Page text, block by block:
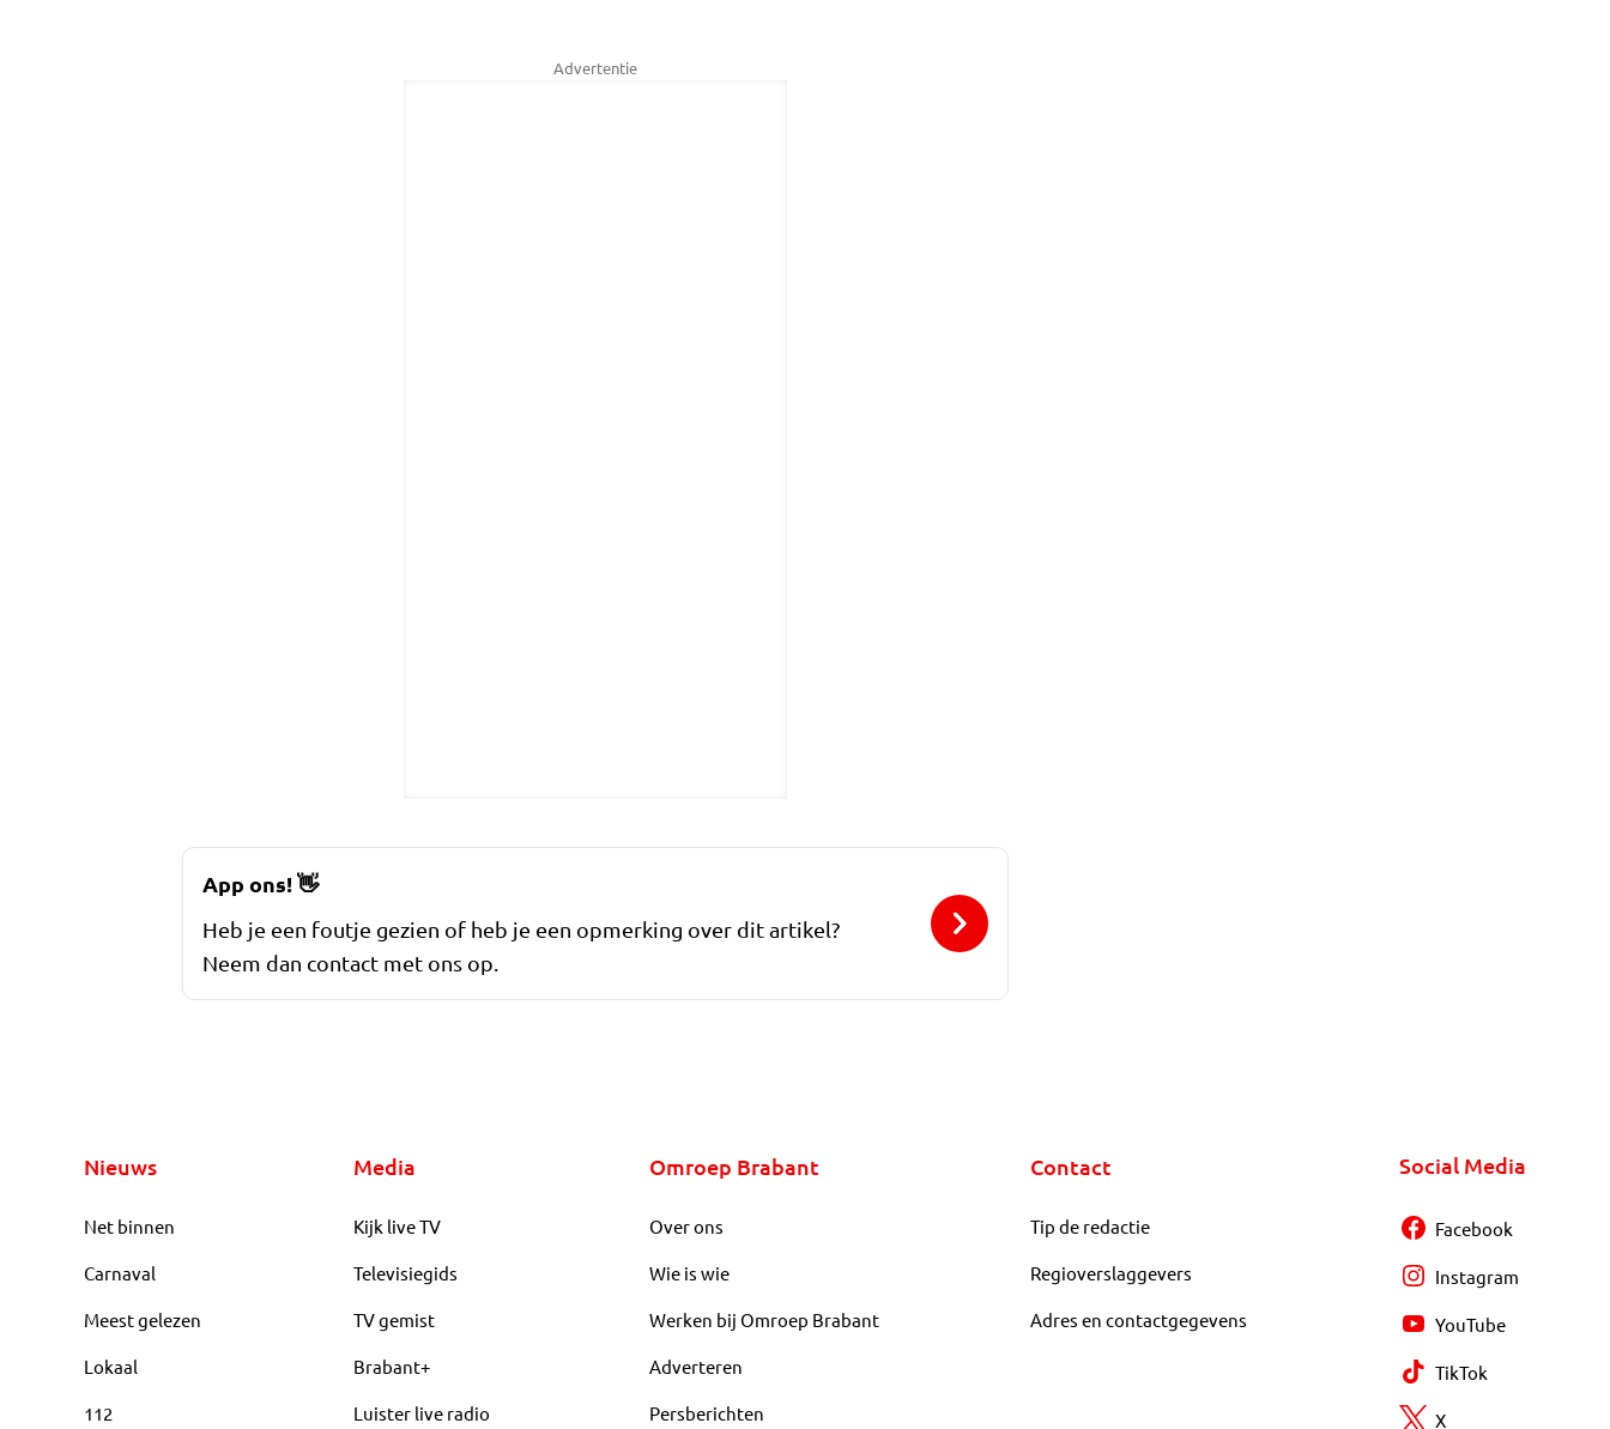
Advertentie
App ons!👋
Heb je een foutje gezien of heb je een opmerking over dit artikel?
Neem dan contact met ons op.
Nieuws
Net binnen
Carnaval
Meest gelezen
Lokaal
112
Media
Kijk live TV
Televisiegids
TV gemist
Brabant+
Luister live radio
Omroep Brabant
Over ons
Wie is wie
Werken bij Omroep Brabant
Adverteren
Persberichten
Contact
Tip de redactie
Regioverslaggevers
Adres en contactgegevens
Social Media
Facebook
Instagram
YouTube
TikTok
X